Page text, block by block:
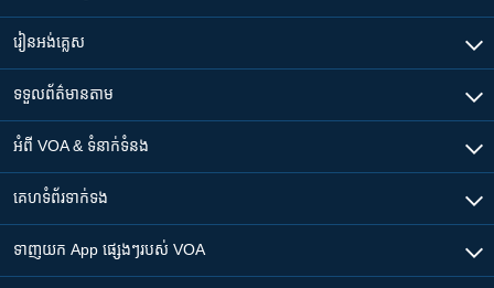
រៀន​​អង់គ្លេស
ទទួល​ព័ត៌មាន​តាម
អំពី​ VOA & ទំនាក់ទំនង
គេហទំព័រ​​ទាក់ទង
ទាញយក​ App ផ្សេងៗ​របស់​ VOA